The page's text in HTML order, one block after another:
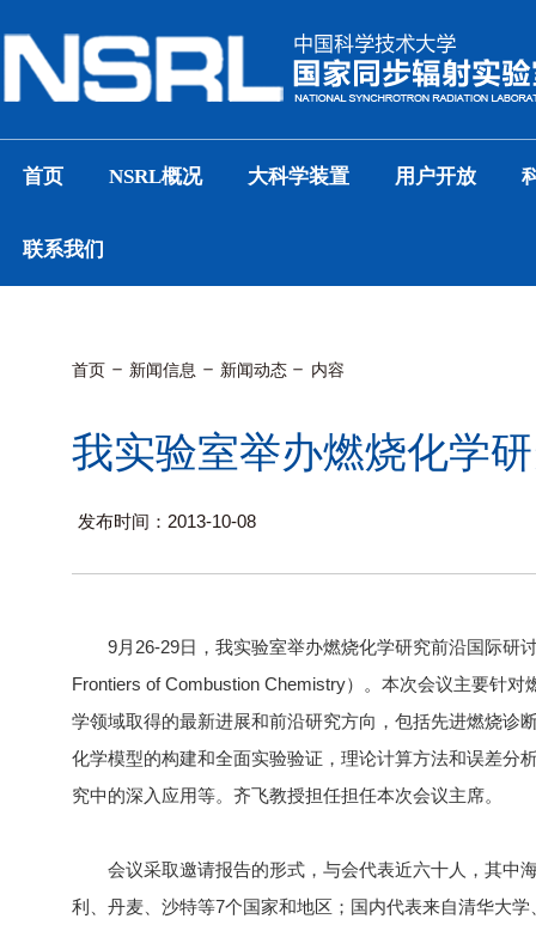
首页 NSRL概况 大科学装置 用户开放
联系我们
首页 新闻信息 新闻动态 内容
我实验室举办燃烧化学
发布时间：2013-10-08
9月26-29日，我实验室举办燃烧化学研究前沿国际研讨
Frontiers of Combustion Chemistry）。本次会议主要针
学领域取得的最新进展和前沿研究方向，包括先进燃烧诊
化学模型的构建和全面实验验证，理论计算方法和误差分
究中的深入应用等。齐飞教授担任担任本次会议主席。
会议采取邀请报告的形式，与会代表近六十人，其中
利、丹麦、沙特等7个国家和地区；国内代表来自清华大